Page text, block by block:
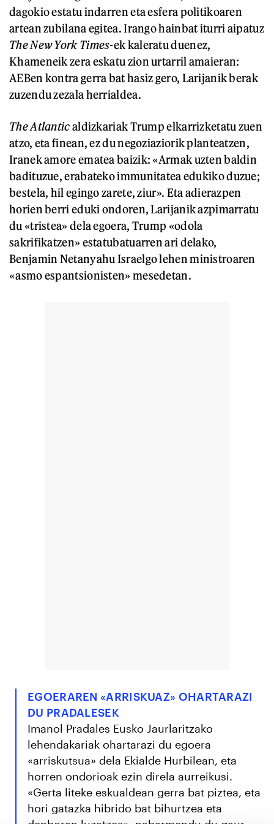
dagokio estatu indarren eta esfera politikoaren
artean zubilana egitea. Irango hainbat iturri aipatuz
The New York Times-ek kaleratu duenez,
Khameneik zera eskatu zion urtarril amaieran:
AEBen kontra gerra bat hasiz gero, Larijanik berak
zuzendu zezala herrialdea.
The Atlanticaldizkariak Trump elkarrizketatu zuen
atzo, eta finean, ez du negoziaziorik planteatzen,
Iranek amore ematea baizik: «Armak uzten baldin
badituzue, erabateko immunitatea edukiko duzue;
bestela, hil egingo zarete, ziur». Eta adierazpen
horien berri eduki ondoren, Larijanik azpimarratu
du «tristea» dela egoera, Trump «odola
sakrifikatzen» estatubatuarren ari delako,
Benjamin Netanyahu Israelgo lehen ministroaren
«asmo espantsionisten» mesedetan.
EGOERAREN «ARRISKUAZ» OHARTARAZI
DU PRADALESEK
Imanol Pradales Eusko Jaurlaritzako
lehendakariak ohartarazi du egoera
«arriskutsua» dela Ekialde Hurbilean, eta
horren ondorioak ezin direla aurreikusi.
«Gerta liteke eskualdean gerra bat piztea, eta
hori gatazka hibrido bat bihurtzea eta